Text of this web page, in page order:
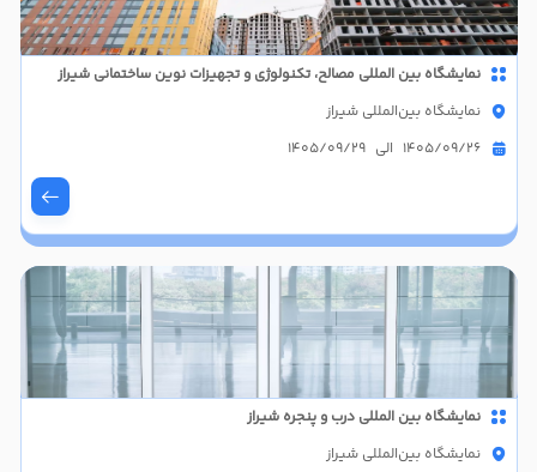
نمایشگاه بین المللی مصالح، تکنولوژی و تجهیزات نوین ساختمانی شیراز
نمایشگاه بین‌المللی شیراز
1405/09/26 الی 1405/09/29
نمایشگاه بین المللی درب و پنجره شیراز
نمایشگاه بین‌المللی شیراز